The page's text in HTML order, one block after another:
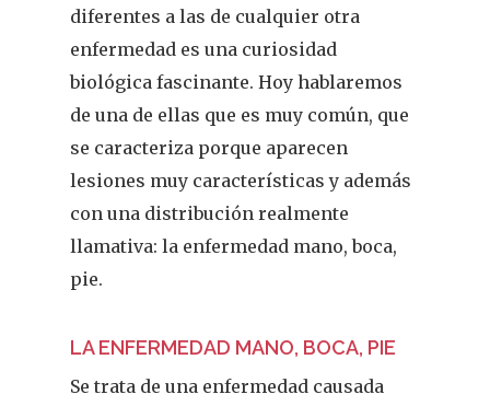
diferentes a las de cualquier otra
enfermedad es una curiosidad
biológica fascinante. Hoy hablaremos
de una de ellas que es muy común, que
se caracteriza porque aparecen
lesiones muy características y además
con una distribución realmente
llamativa: la enfermedad mano, boca,
pie.
LA ENFERMEDAD MANO, BOCA, PIE
Se trata de una enfermedad causada